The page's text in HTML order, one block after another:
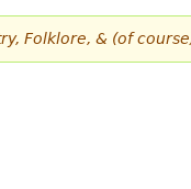
Folklore, & (of